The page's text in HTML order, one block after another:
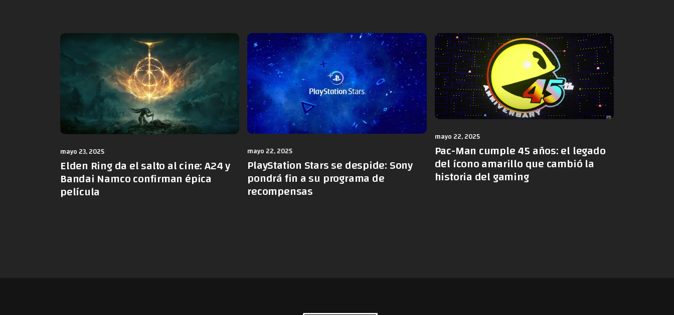
mayo 23, 2025
Elden Ring da el salto al cine: A24 y
Bandai Namco confirman épica
película
mayo 22, 2025
PlayStation Stars se despide: Sony
pondrá fin a su programa de
recompensas
mayo 22, 2025
Pac-Man cumple 45 años: el legado
del ícono amarillo que cambió la
historia del gaming